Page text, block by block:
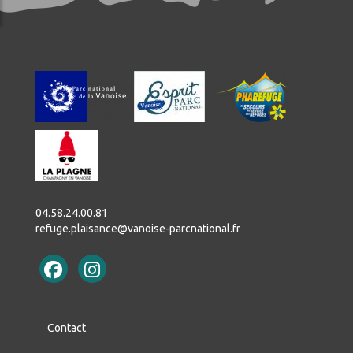
04.58.24.00.81
refuge.plaisance@vanoise-parcnational.fr
Contact